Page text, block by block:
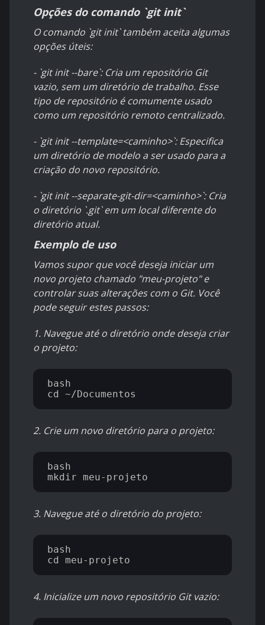
Opções do comando `git init`
O comando `git init` também aceita algumas
opções úteis:
- `git init --bare`: Cria um repositório Git
vazio, sem um diretório de trabalho. Esse
tipo de repositório é comumente usado
como um repositório remoto centralizado.
- `git init --template=<caminho>`: Especifica
um diretório de modelo a ser usado para a
criação do novo repositório.
- `git init --separate-git-dir=<caminho>`: Cria
o diretório `.git` em um local diferente do
diretório atual.
Exemplo de uso
Vamos supor que você deseja iniciar um
novo projeto chamado "meu-projeto" e
controlar suas alterações com o Git. Você
pode seguir estes passos:
1. Navegue até o diretório onde deseja criar
o projeto:
bash
2. Crie um novo diretório para o projeto:
bash
3. Navegue até o diretório do projeto:
bash
4. Inicialize um novo repositório Git vazio: